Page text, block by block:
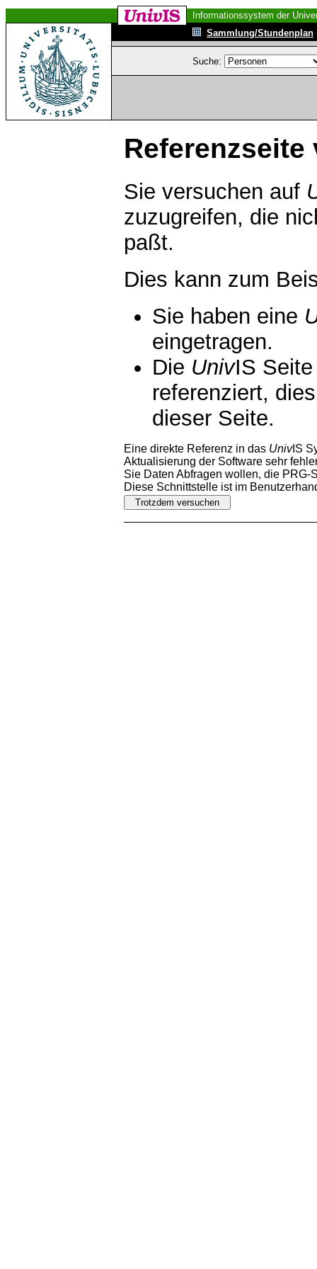
Informationssystem der
Sammlung/Stundenplan
Suche:
Referenzseite
Sie versuchen auf
zuzugreifen, die
paßt.
Dies kann zum
Sie haben eine
eingetragen.
Die UnivIS
referenziert,
dieser Seite.
Eine direkte Referenz in das UnivIS
Aktualisierung der Software sehr
Sie Daten Abfragen wollen, die PRG-
Diese Schnittstelle ist im